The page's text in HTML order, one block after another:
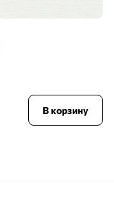
В корзину